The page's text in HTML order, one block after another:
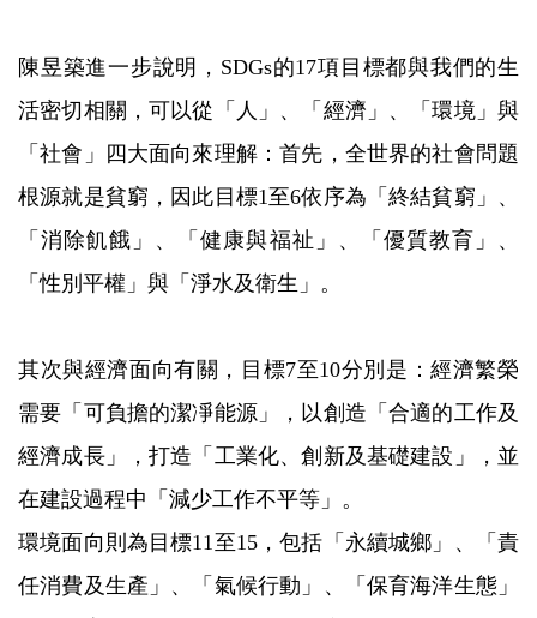
陳昱築進一步說明，SDGs的17項目標都與我們的生
活密切相關，可以從「人」、「經濟」、「環境」與
「社會」四大面向來理解：首先，全世界的社會問題
根源就是貧窮，因此目標1至6依序為「終結貧窮」、
「消除飢餓」、「健康與福祉」、「優質教育」、
「性別平權」與「淨水及衛生」。
其次與經濟面向有關，目標7至10分別是：經濟繁榮
需要「可負擔的潔凈能源」，以創造「合適的工作及
經濟成長」，打造「工業化、創新及基礎建設」，並
在建設過程中「減少工作不平等」。
環境面向則為目標11至15，包括「永續城鄉」、「責
任消費及生產」、「氣候行動」、「保育海洋生態」